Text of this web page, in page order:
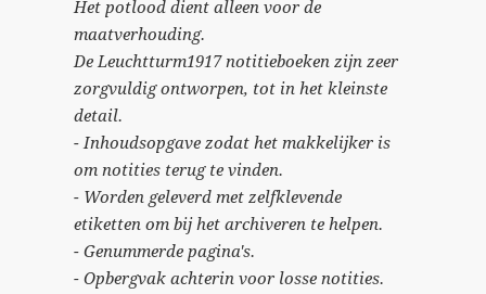
Het potlood dient alleen voor de
maatverhouding.
De Leuchtturm1917 notitieboeken zijn zeer
zorgvuldig ontworpen, tot in het kleinste
detail.
- Inhoudsopgave zodat het makkelijker is
om notities terug te vinden.
- Worden geleverd met zelfklevende
etiketten om bij het archiveren te helpen.
- Genummerde pagina's.
- Opbergvak achterin voor losse notities.